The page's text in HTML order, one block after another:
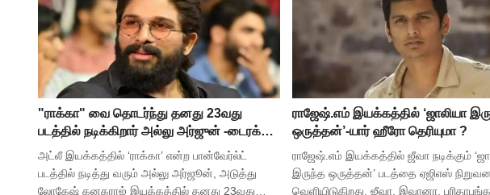
"ராக்கா" வை தொடர்ந்து தனது 23வது
படத்தில் நடிக்கிறார் அல்லு அர்ஜுன் -டைரக்டர்
யார் தெரியுமா ?
அட்லீ இயக்கத்தில் ‘ராக்கா’ என்ற பான்வேர்ல்ட்
படத்தில் நடித்து வரும் அல்லு அர்ஜூன், அடுத்து
லோகேஷ் கனகராஜ் இயக்கத்தில் தனது 23வது
ராஜேஷ்.எம் இயக்கத்தில் ‘ஜாலியா
ஒருத்தன்’-யார் ஹீரோ தெரியுமா ?
ராஜேஷ்.எம் இயக்கத்தில் ஜீவா நடிக்கும்
இருந்த ஒருத்தன்’ படத்தை ஏஜிஎஸ்
வெளியிடுகிறது. ஜீவா, இவானா,